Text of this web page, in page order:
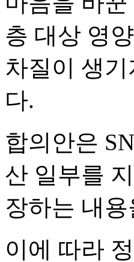
층 대상 영
차질이 생
다.
합의안은
산 일부를
장하는 내
이에 따라